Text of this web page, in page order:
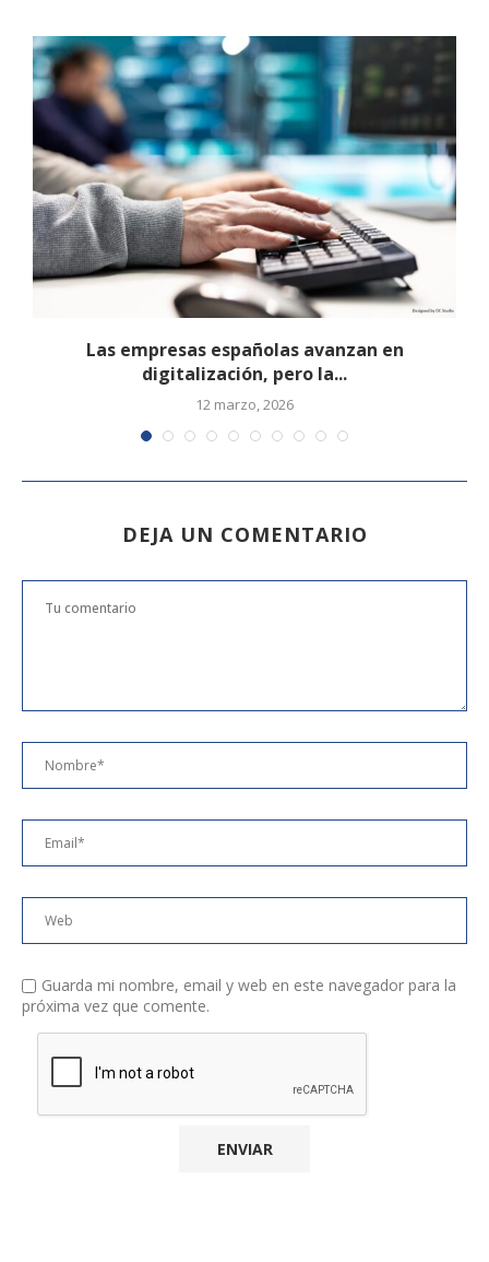
Las empresas españolas avanzan en
digitalización, pero la...
12 marzo, 2026
DEJA UN COMENTARIO
Guarda mi nombre, email y web en este navegador para la
próxima vez que comente.